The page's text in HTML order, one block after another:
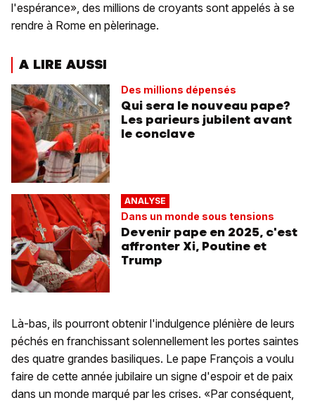
l'espérance», des millions de croyants sont appelés à se
rendre à Rome en pèlerinage.
A LIRE AUSSI
Des millions dépensés
Qui sera le nouveau pape?
Les parieurs jubilent avant
le conclave
ANALYSE
Dans un monde sous tensions
Devenir pape en 2025, c'est
affronter Xi, Poutine et
Trump
Là-bas, ils pourront obtenir l'indulgence plénière de leurs
péchés en franchissant solennellement les portes saintes
des quatre grandes basiliques. Le pape François a voulu
faire de cette année jubilaire un signe d'espoir et de paix
dans un monde marqué par les crises. «Par conséquent,